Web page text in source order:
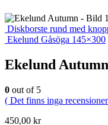
Diskborste rund med
Ekelund Gåsöga 145×300
Ekelund Autumn
0 out of 5
( Det finns inga
450,00 kr